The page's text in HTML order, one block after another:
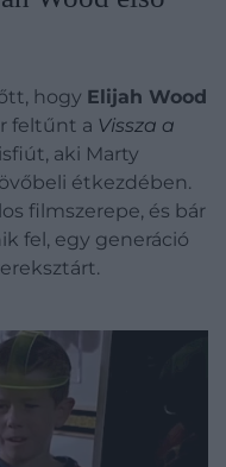
hogy Elijah Wood
feltűnt a Vissza a
aki Marty
étkezdében.
filmszerepe, és bár
fel, egy generáció